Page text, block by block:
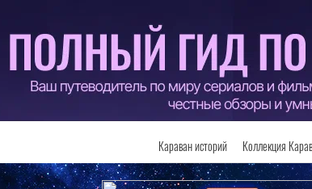
Караван историй Коллекция